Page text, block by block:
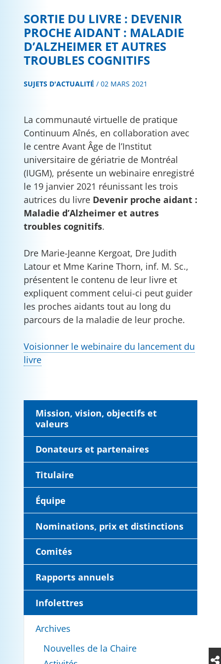
Mission, vision, objectifs et
valeurs
Donateurs et partenaires
Titulaire
Équipe
Nominations, prix et distinctions
Comités
Rapports annuels
Infolettres
Archives
Nouvelles de la Chaire
SORTIE DU LIVRE : DEVENIR
PROCHE AIDANT : MALADIE
D’ALZHEIMER ET AUTRES
TROUBLES COGNITIFS
SUJETS D'ACTUALITÉ / 02 MARS 2021
La communauté virtuelle de pratique
Continuum Aînés, en collaboration avec
le centre Avant Âge de l’Institut
universitaire de gériatrie de Montréal
(IUGM), présente un webinaire enregistré
le 19 janvier 2021 réunissant les trois
autrices du livre Devenir proche aidant :
Maladie d’Alzheimer et autres
troubles cognitifs.
Dre Marie-Jeanne Kergoat, Dre Judith
Latour et Mme Karine Thorn, inf. M. Sc.,
présentent le contenu de leur livre et
expliquent comment celui-ci peut guider
les proches aidants tout au long du
parcours de la maladie de leur proche.
Voisionner le webinaire du lancement du
livre